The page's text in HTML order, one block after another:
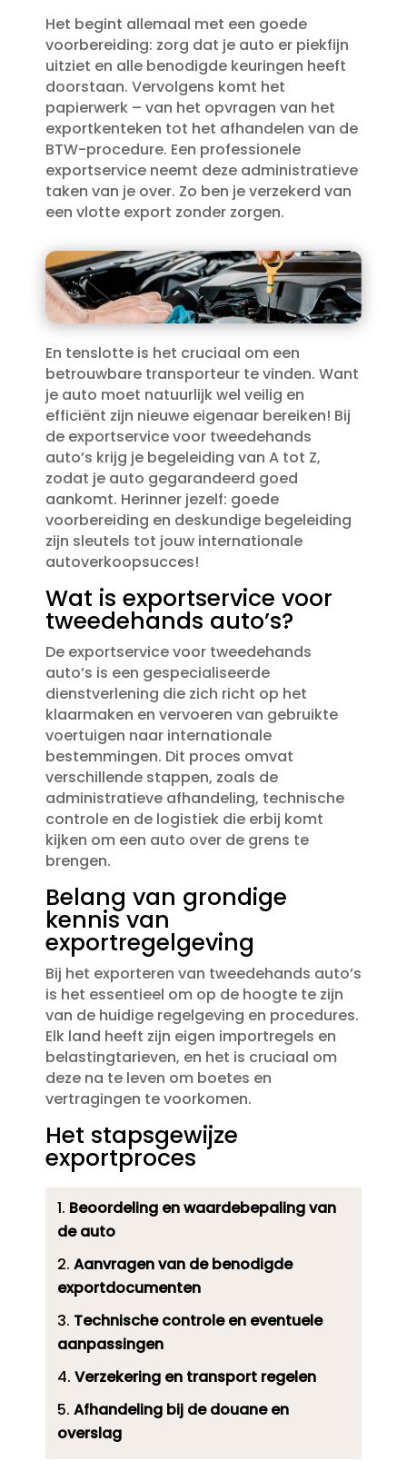
Het begint allemaal met een goede
voorbereiding: zorg dat je auto er piekfijn
uitziet en alle benodigde keuringen heeft
doorstaan.​ Vervolgens komt het
papierwerk – van het opvragen van het
exportkenteken tot het afhandelen van de
BTW-procedure.​ Een professionele
exportservice neemt deze administratieve
taken van je over.​ Zo ben je verzekerd van
een vlotte export zonder zorgen.​
En tenslotte is het cruciaal om een
betrouwbare transporteur te vinden.​ Want
je auto moet natuurlijk wel veilig en
efficiënt zijn nieuwe eigenaar bereiken! Bij
de exportservice voor tweedehands
auto’s krijg je begeleiding van A tot Z,
zodat je auto gegarandeerd goed
aankomt.​ Herinner jezelf: goede
voorbereiding en deskundige begeleiding
zijn sleutels tot jouw internationale
autoverkoopsucces!
Wat is exportservice voor
tweedehands auto’s?
De exportservice voor tweedehands
auto’s is een gespecialiseerde
dienstverlening die zich richt op het
klaarmaken en vervoeren van gebruikte
voertuigen naar internationale
bestemmingen.​ Dit proces omvat
verschillende stappen, zoals de
administratieve afhandeling, technische
controle en de logistiek die erbij komt
kijken om een auto over de grens te
brengen.​
Belang van grondige
kennis van
exportregelgeving
Bij het exporteren van tweedehands auto’s
is het essentieel om op de hoogte te zijn
van de huidige regelgeving en procedures.​
Elk land heeft zijn eigen importregels en
belastingtarieven, en het is cruciaal om
deze na te leven om boetes en
vertragingen te voorkomen.​
Het stapsgewijze
exportproces
Beoordeling en waardebepaling van
de auto
Aanvragen van de benodigde
exportdocumenten
Technische controle en eventuele
aanpassingen
Verzekering en transport regelen
Afhandeling bij de douane en
overslag